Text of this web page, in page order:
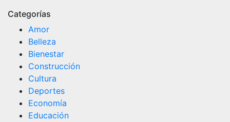
Categorías
Amor
Belleza
Bienestar
Construcción
Cultura
Deportes
Economía
Educación